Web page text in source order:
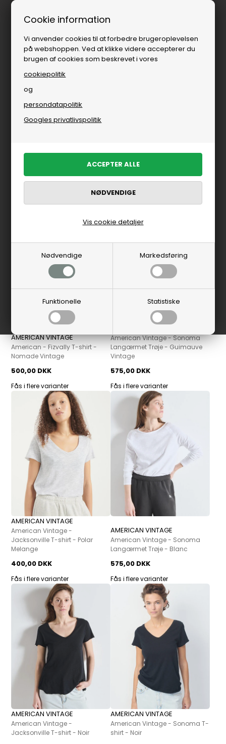
Cookie information
Vi anvender cookies til at forbedre brugeroplevelsen
på webshoppen. Ved at klikke videre accepterer du
brugen af cookies som beskrevet i vores
cookiepolitik
og
persondatapolitik
Googles privatlivspolitik
Nødvendige Markedsføring
Funktionelle Statistiske
Vis cookie detaljer
Brands Kvinde»American Vintage
FILTRER PRODUKTER
AMERICAN VINTAGE
American - Fizvally T-shirt -
Nomade Vintage
500,00 DKK
Fås i flere varianter
American Vintage - Sonoma
Langærmet Trøje - Guimauve
Vintage
575,00 DKK
Fås i flere varianter
AMERICAN VINTAGE
American Vintage -
Jacksonville T-shirt - Polar
Melange
400,00 DKK
Fås i flere varianter
AMERICAN VINTAGE
American Vintage - Sonoma
Langærmet Trøje - Blanc
575,00 DKK
Fås i flere varianter
AMERICAN VINTAGE
American Vintage -
Jacksonville T-shirt - Noir
AMERICAN VINTAGE
American Vintage - Sonoma T-
shirt - Noir